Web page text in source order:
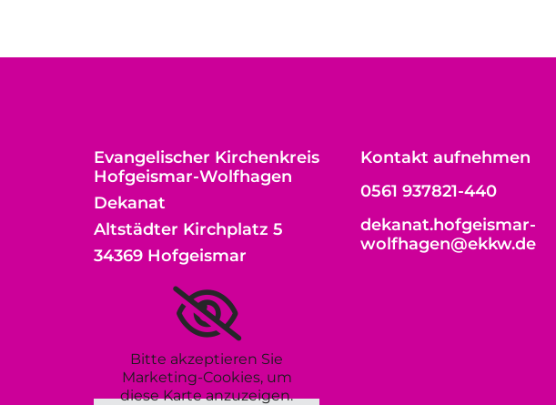
Evangelischer Kirchenkreis
Hofgeismar-Wolfhagen
Dekanat
Altstädter Kirchplatz 5
34369 Hofgeismar
Bitte akzeptieren Sie
Marketing-Cookies, um
diese Karte anzuzeigen.
Kontakt aufnehmen
0561 937821-440
dekanat.hofgeismar-
wolfhagen@ekkw.de